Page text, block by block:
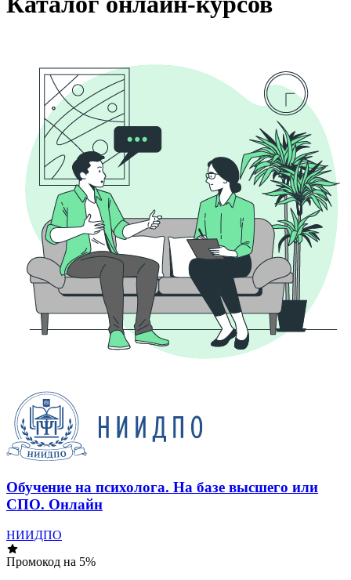
Обучение на психолога. На базе высшего или
СПО. Онлайн
НИИДПО
Промокод на 5%